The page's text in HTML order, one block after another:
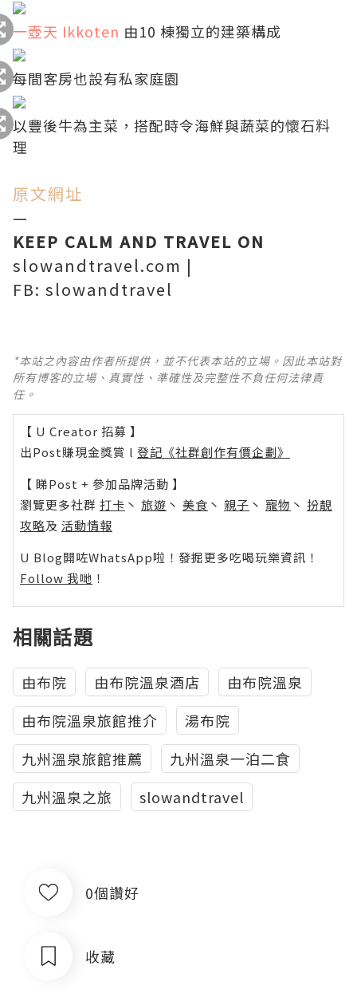
一壺天 Ikkoten 由10 棟獨立的建築構成
每間客房也設有私家庭園
以豐後牛為主菜，搭配時令海鮮與蔬菜的懷石料
理
原文網址
—
KEEP CALM AND TRAVEL ON
slowandtravel.com |
FB: slowandtravel
*本站之內容由作者所提供，並不代表本站的立場。因此本站對
所有博客的立場、真實性、準確性及完整性不負任何法律責
任。
【 U Creator 招募 】
出Post賺現金獎賞 l 登記《社群創作有價企劃》
【 睇Post + 參加品牌活動 】
瀏覽更多社群 打卡 丶 旅遊 丶 美食 丶 親子 丶 寵物 丶 扮靚
攻略及 活動情報
U Blog開咗WhatsApp啦！發掘更多吃喝玩樂資訊！
Follow 我哋 ！
相關話題
由布院 由布院溫泉酒店
由布院溫泉
由布院溫泉旅館推介
湯布院
九州溫泉旅館推薦
九州溫泉一泊二食
九州溫泉之旅
slowandtravel
0個讚好
收藏